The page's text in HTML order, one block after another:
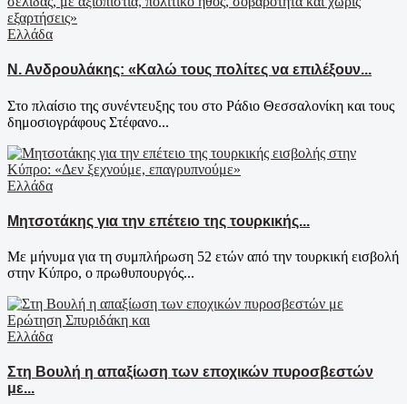
Ελλάδα
Ν. Ανδρουλάκης: «Καλώ τους πολίτες να επιλέξουν...
Στο πλαίσιο της συνέντευξης του στο Ράδιο Θεσσαλονίκη και τους
δημοσιογράφους Στέφανο...
Ελλάδα
Μητσοτάκης για την επέτειο της τουρκικής...
Με μήνυμα για τη συμπλήρωση 52 ετών από την τουρκική εισβολή
στην Κύπρο, ο πρωθυπουργός...
Ελλάδα
Στη Βουλή η απαξίωση των εποχικών πυροσβεστών
με...